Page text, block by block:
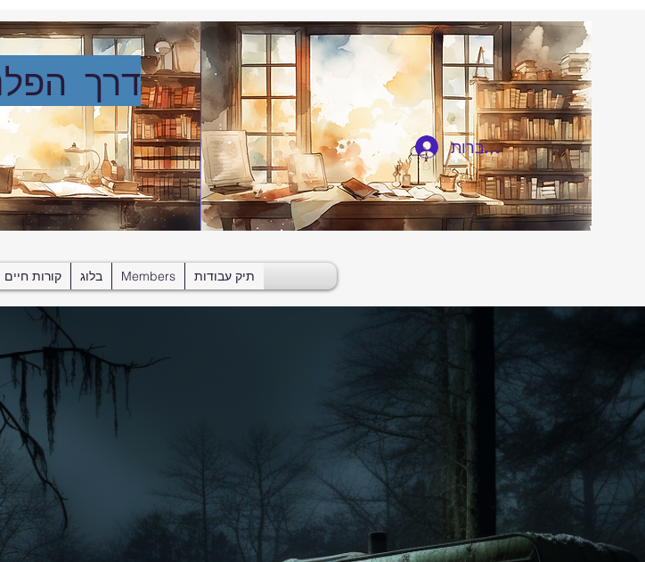
להתחברות
דרך
קורות חיים בלוג Members תיק עבודות